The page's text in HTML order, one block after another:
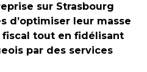
sur Strasbourg
d’optimiser leur masse
fiscal tout en fidélisant
par des services